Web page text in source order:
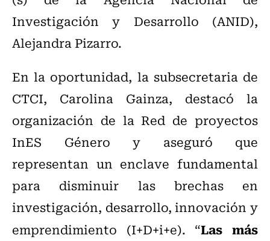
Investigación y Desarrollo (ANID),
Alejandra Pizarro.
En la oportunidad, la subsecretaria de
CTCI, Carolina Gainza, destacó la
organización de la Red de proyectos
InES Género y aseguró que
representan un enclave fundamental
para disminuir las brechas en
investigación, desarrollo, innovación y
emprendimiento (I+D+i+e). “Las más